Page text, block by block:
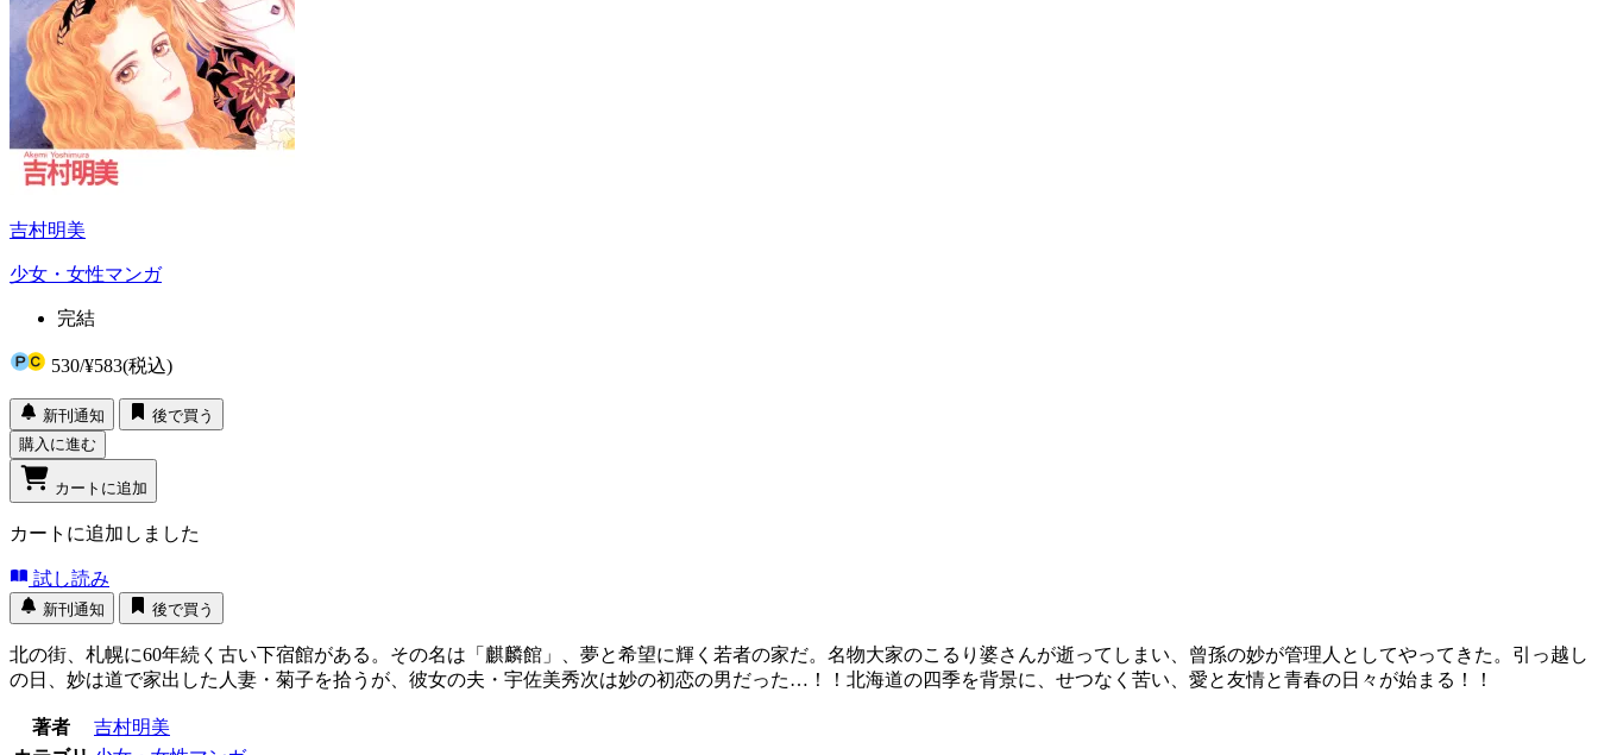
吉村明美
少女・女性マンガ
完結
530/¥583(税込)
新刊通知
後で買う
購入に進む
カートに追加
カートに追加しました
試し読み
新刊通知 後で買う
北の街、札幌に60年続く古い下宿館がある。その名は「麒麟館」、夢と希望に輝く若者の家だ。名物大家のこるり婆さんが逝ってしまい、曾孫の妙が管理人としてやってきた。引っ越し
の日、妙は道で家出した人妻・菊子を拾うが、彼女の夫・宇佐美秀次は妙の初恋の男だった…！！北海道の四季を背景に、せつなく苦い、愛と友情と青春の日々が始まる！！
著者
吉村明美